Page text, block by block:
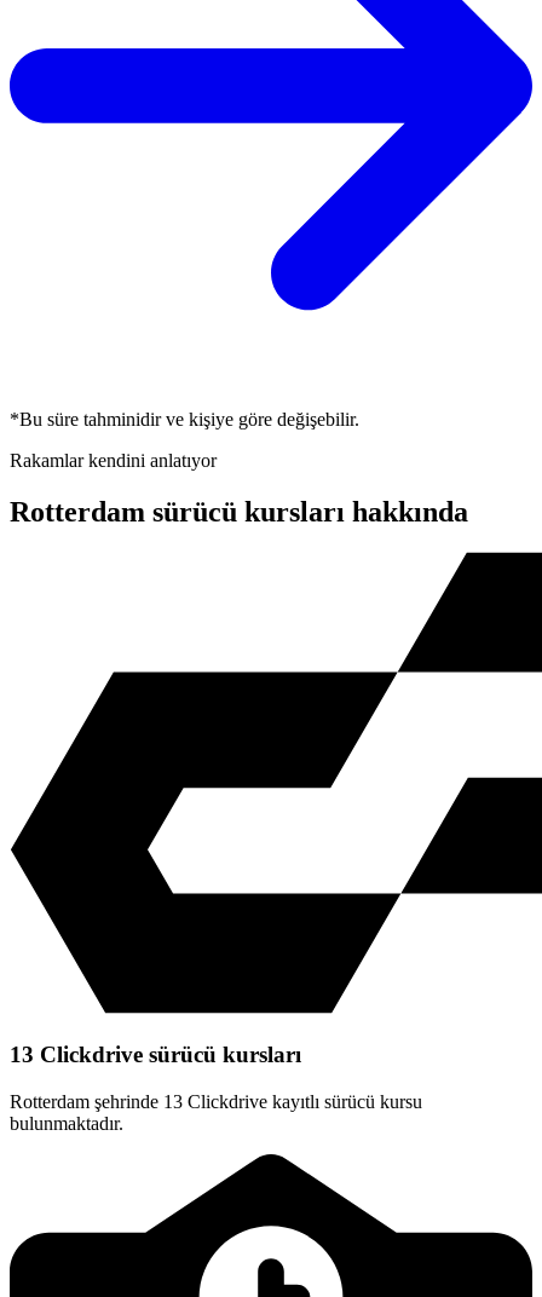
*Bu süre tahminidir ve kişiye göre değişebilir.
Rakamlar kendini anlatıyor
Rotterdam sürücü kursları hakkında
13 Clickdrive sürücü kursları
Rotterdam şehrinde 13 Clickdrive kayıtlı sürücü kursu
bulunmaktadır.